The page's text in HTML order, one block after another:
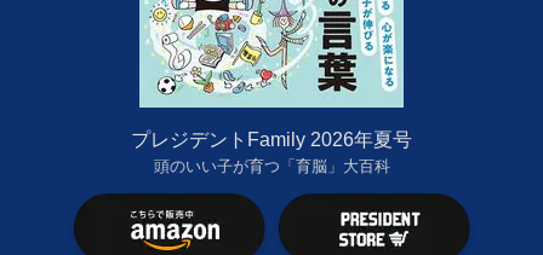
プレジデントFamily 2026年夏号
頭のいい子が育つ「育脳」大百科